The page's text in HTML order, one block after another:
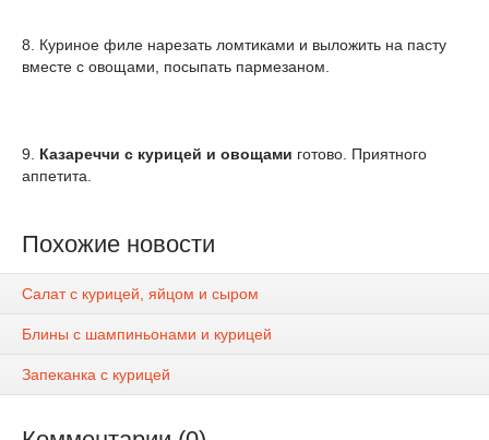
8. Куриное филе нарезать ломтиками и выложить на пасту
вместе с овощами, посыпать пармезаном.
9. Казареччи с курицей и овощами готово. Приятного
аппетита.
Похожие новости
Салат с курицей, яйцом и сыром
Блины с шампиньонами и курицей
Запеканка с курицей